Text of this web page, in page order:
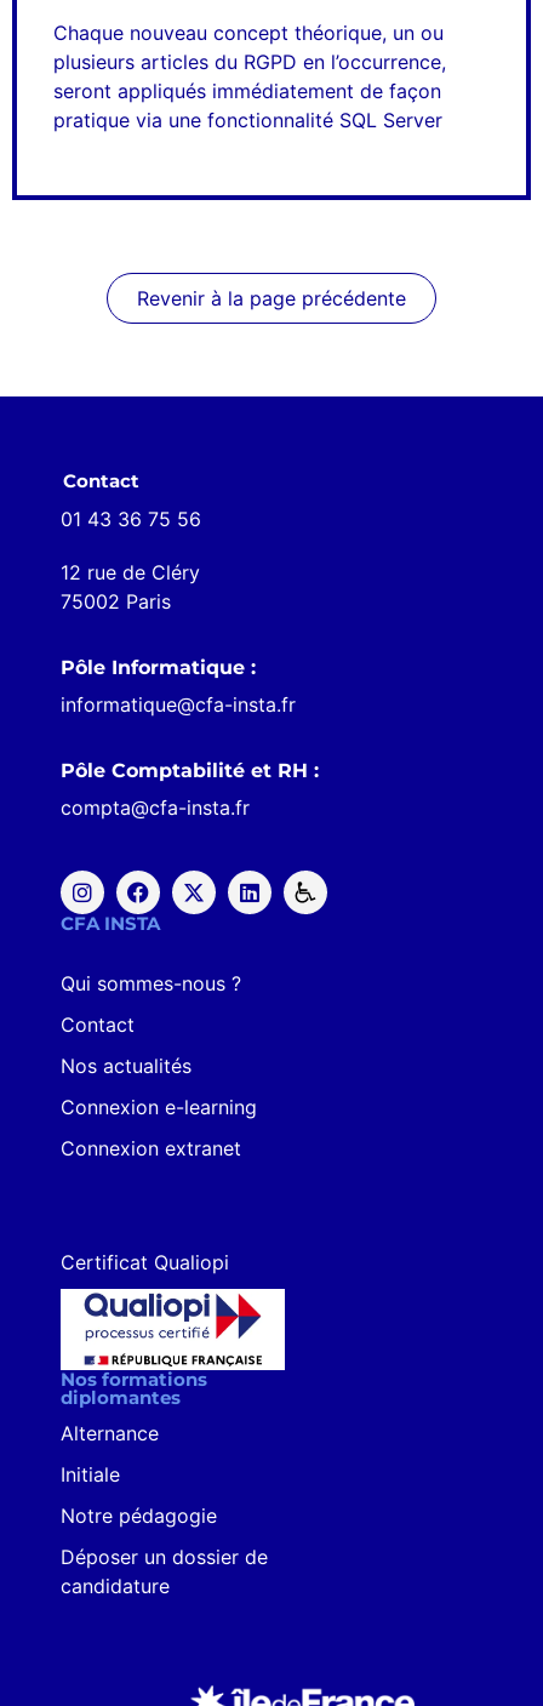
Chaque nouveau concept théorique, un ou
plusieurs articles du RGPD en l’occurrence,
seront appliqués immédiatement de façon
pratique via une fonctionnalité SQL Server
Revenir à la page précédente
Contact
01 43 36 75 56
12 rue de Cléry
75002 Paris
Pôle Informatique :
informatique@cfa-insta.fr
Pôle Comptabilité et RH :
compta@cfa-insta.fr
CFA INSTA
Qui sommes-nous ?
Contact
Nos actualités
Connexion e-learning
Connexion extranet
Certificat Qualiopi
Nos formations
diplomantes
Alternance
Initiale
Notre pédagogie
Déposer un dossier de
candidature